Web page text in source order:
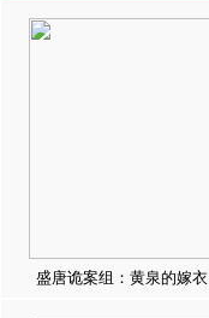
盛唐诡案组：黄泉的嫁衣